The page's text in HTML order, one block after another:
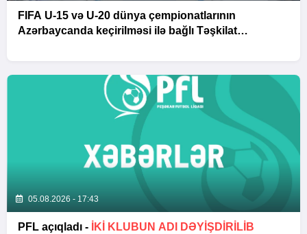
FIFA U-15 və U-20 dünya çempionatlarının
Azərbaycanda keçirilməsi ilə bağlı Təşkilat
05.08.2026 - 17:43
PFL açıqladı - İKİ KLUBUN ADI DƏYİŞDİRİLİB